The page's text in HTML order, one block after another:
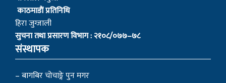
काठमाडाैं प्रतिनिधि
हिरा जुग्जाली
सुचना तथा प्रसारण विभाग : २१०८/०७७–७८
संस्थापक
– बागबिर चोचाङ्गे पुन मगर